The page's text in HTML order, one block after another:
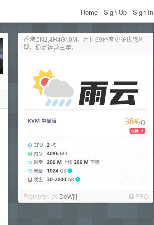
Home Sign Up Sign In
香港CN2,4H4G10M，月付69还有更多优惠机
型，稳定运营三年。
Promoted by DeWjjj PRO